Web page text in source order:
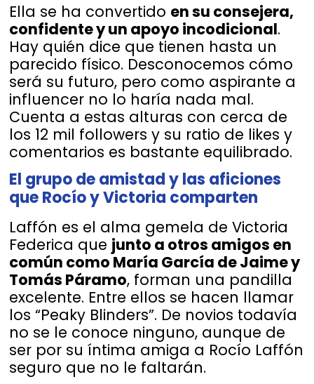
Ella se ha convertido en su consejera,
confidente y un apoyo incodicional.
Hay quién dice que tienen hasta un
parecido físico. Desconocemos cómo
será su futuro, pero como aspirante a
influencer no lo haría nada mal.
Cuenta a estas alturas con cerca de
los 12 mil followers y su ratio de likes y
comentarios es bastante equilibrado.
El grupo de amistad y las aficiones
que Rocío y Victoria comparten
Laffón es el alma gemela de Victoria
Federica que junto a otros amigos en
común como María García de Jaime y
Tomás Páramo, forman una pandilla
excelente. Entre ellos se hacen llamar
los “Peaky Blinders”. De novios todavía
no se le conoce ninguno, aunque de
ser por su íntima amiga a Rocío Laffón
seguro que no le faltarán.